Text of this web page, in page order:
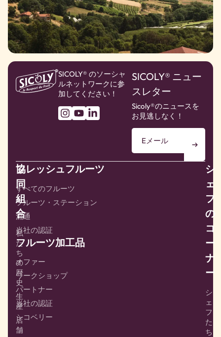
SICOLY® のソーシャ
ルネットワークに参
加してください！
SICOLY® ニュー
スレター
Sicoly®のニュースを
お見逃しなく！
協
同
組
合
私
た
ち
の
歴
史
生
産
店
舗
フレッシュフルーツ
すべてのフルーツ
フルーツ・ステーション
流通
当社の認証
フルーツ加工品
オファー
ワークショップ
パートナー
当社の認証
シコベリー
シ
ェ
フ
の
コ
ー
ナ
ー
シ
ェ
フ
た
ち